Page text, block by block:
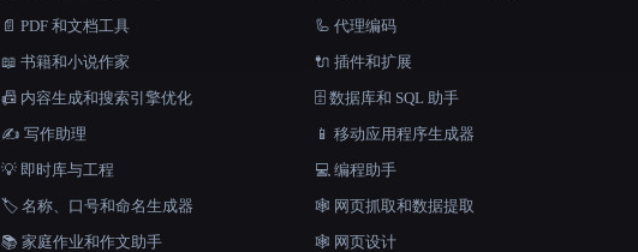
📄 PDF 和文档工具
📖 书籍和小说作家
📠 内容生成和搜索引擎优化
✍️ 写作助理
💡 即时库与工程
🏷️ 名称、口号和命名生成器
📚 家庭作业和作文助手
🦾 代理编码
🔌 插件和扩展
🗄️ 数据库和 SQL 助手
📱 移动应用程序生成器
💻 编程助手
🕸️ 网页抓取和数据提取
🕸 网页设计